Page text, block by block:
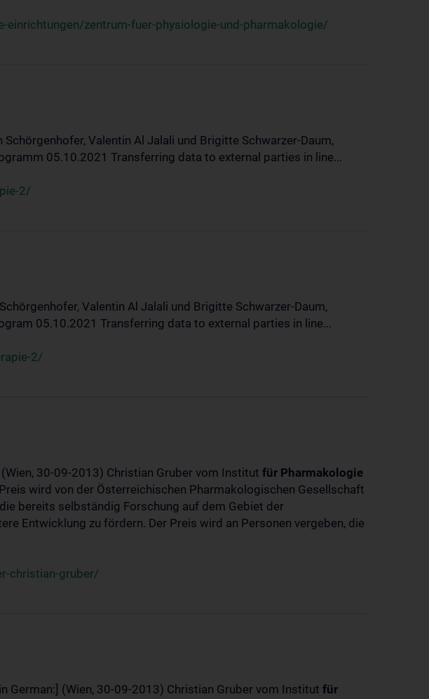
zentrum-fuer-physiologie-und-pharmakologie/
Valentin Al Jalali und Brigitte Schwarzer-Daum,
05.10.2021 Transferring data to external parties in line...
2/
Valentin Al Jalali und Brigitte Schwarzer-Daum,
05.10.2021 Transferring data to external parties in line...
2/
30-09-2013) Christian Gruber vom Institut für Pharmakologie
wird von der Österreichischen Pharmakologischen Gesellschaft
bereits selbständig Forschung auf dem Gebiet der
Entwicklung zu fördern. Der Preis wird an Personen vergeben, die
christian-gruber/
German:] (Wien, 30-09-2013) Christian Gruber vom Institut für